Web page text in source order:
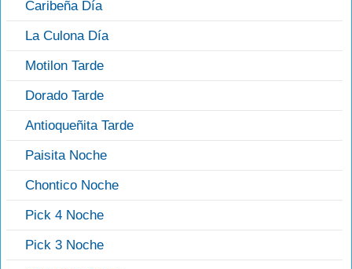
Caribeña Día
La Culona Día
Motilon Tarde
Dorado Tarde
Antioqueñita Tarde
Paisita Noche
Chontico Noche
Pick 4 Noche
Pick 3 Noche